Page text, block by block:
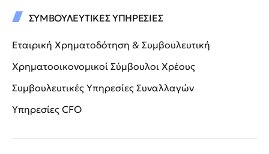
ΣΥΜΒΟΥΛΕΥΤΙΚΕΣ ΥΠΗΡΕΣΙΕΣ
Εταιρική Χρηματοδότηση & Συμβουλευτική
Χρηματοοικονομικοί Σύμβουλοι Χρέους
Συμβουλευτικές Υπηρεσίες Συναλλαγών
Υπηρεσίες CFO